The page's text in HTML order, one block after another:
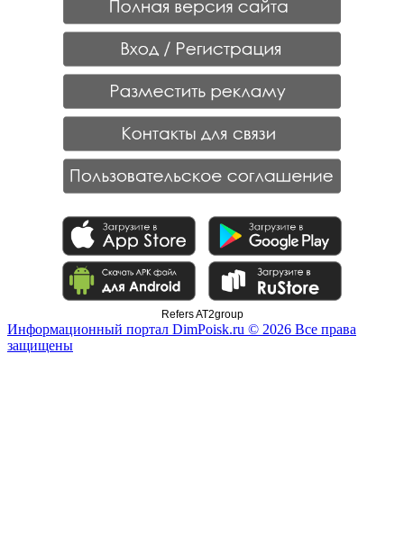
Refers AT2group
Информационный портал DimPoisk.ru © 2026 Все права
защищены